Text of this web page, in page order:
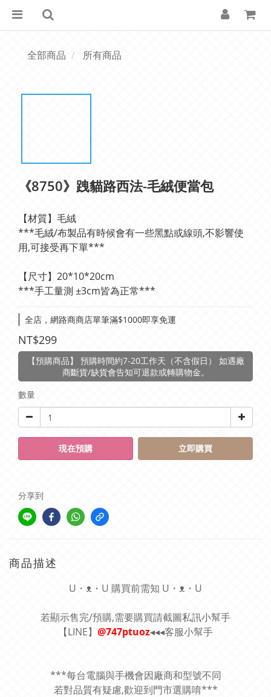
全部商品 所有商品
《8750》跩貓路西法-毛絨便當包
【材質】毛絨
***毛絨/布製品有時候會有一些黑點或線頭,不影響使
用,可接受再下單***
【尺寸】20*10*20cm
***手工量測 ±3cm皆為正常***
全店，網路商商店單筆滿$1000即享免運
NT$299
【預購商品】 預購時間約7-20工作天（不含假日） 如遇廠
商斷貨/缺貨會告知可退款或轉購物金。
數量
現在預購 立即購買
分享到
商品描述
U・ᴥ・U 購買前需知 U・ᴥ・U
若顯示售完/預購,需要購買請截圖私訊小幫手
【LINE】 @747ptuoz◂◂◂客服小幫手
***每台電腦與手機會因廠商和型號不同
若對品質有疑慮,歡迎到門市選購唷***